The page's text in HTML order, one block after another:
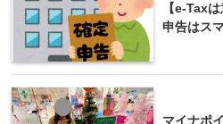
【e-Tax
申告はス
マイナポ